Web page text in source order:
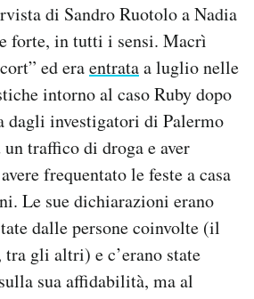
di Sandro Ruotolo a Nadia
forte, in tutti i sensi. Macrì
ed eraentrataa luglio nelle
intorno al caso Ruby dopo
dagli investigatori di Palermo
un traffico di droga e aver
frequentato le feste a casa
Le sue dichiarazioni erano
dalle persone coinvolte (il
tra gli altri) e c’erano state
sua affidabilità, ma al